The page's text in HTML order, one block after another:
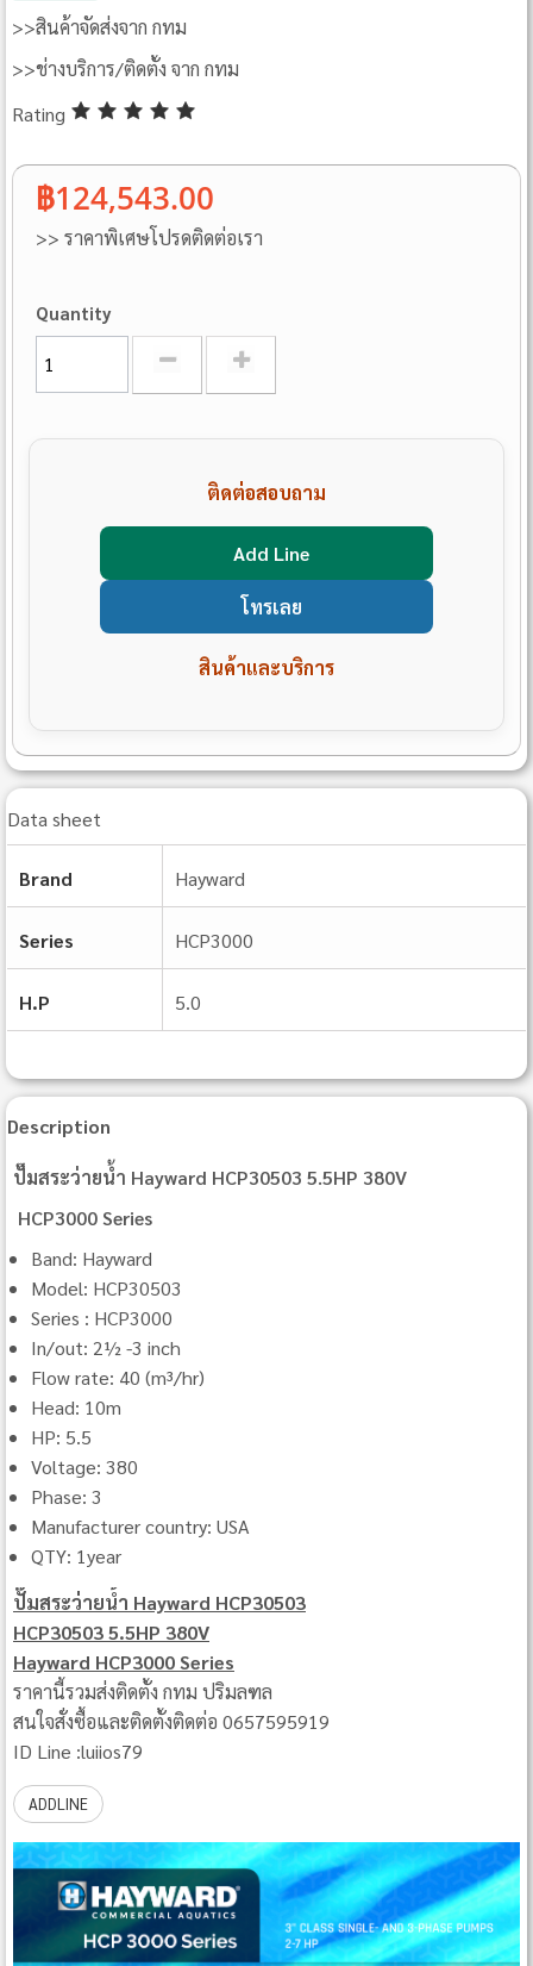
>>สินค้าจัดส่งจาก กทม
>>ช่างบริการ/ติดตั้ง จาก กทม
Rating
฿124,543.00
>> ราคาพิเศษโปรดติดต่อเรา
Quantity
ติดต่อสอบถาม
Add Line
โทรเลย
สินค้าและบริการ
Data sheet
Brand Hayward
Series HCP3000
H.P 5.0
Description
ปั๊มสระว่ายน้ำ Hayward HCP30503 5.5HP 380V
HCP3000 Series
Band: Hayward
Model: HCP30503
Series : HCP3000
In/out: 2½ -3 inch
Flow rate: 40 (m³/hr)
Head: 10m
HP: 5.5
Voltage: 380
Phase: 3
Manufacturer country: USA
QTY: 1year
ปั๊มสระว่ายน้ำ Hayward HCP30503
HCP30503 5.5HP 380V
Hayward HCP3000 Series
ราคานี้รวมส่งติดตั้ง กทม ปริมลฑล
สนใจสั่งซื้อและติดตั้งติดต่อ 0657595919
ID Line :luiios79
ADDLINE